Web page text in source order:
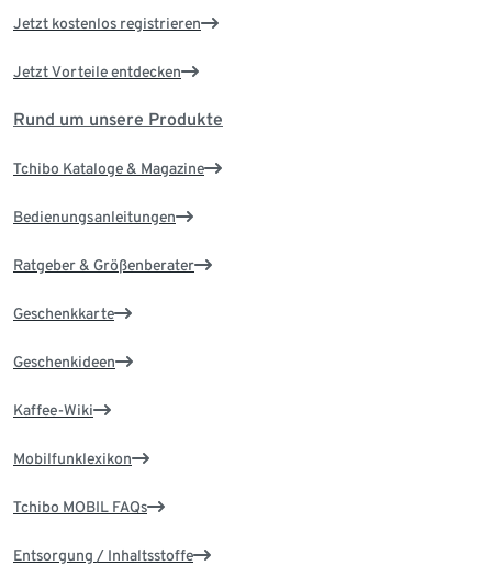
Jetzt kostenlos registrieren
Jetzt Vorteile entdecken
Rund um unsere Produkte
Tchibo Kataloge & Magazine
Bedienungsanleitungen
Ratgeber & Größenberater
Geschenkkarte
Geschenkideen
Kaffee-Wiki
Mobilfunklexikon
Tchibo MOBIL FAQs
Entsorgung / Inhaltsstoffe